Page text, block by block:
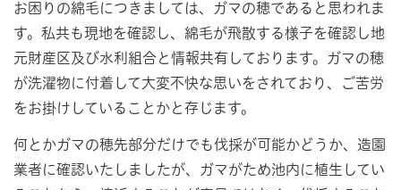
お困りの綿毛につきましては、ガマの穂であると思われま
す。私共も現地を確認し、綿毛が飛散する様子を確認し地
元財産区及び水利組合と情報共有しております。ガマの穂
が洗濯物に付着して大変不快な思いをされており、ご苦労
をお掛けしていることかと存じます。
何とかガマの穂先部分だけでも伐採が可能かどうか、造園
業者に確認いたしましたが、ガマがため池内に植生してい